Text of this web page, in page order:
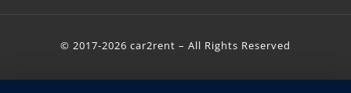
© 2017-2026 car2rent – All Rights Reserved